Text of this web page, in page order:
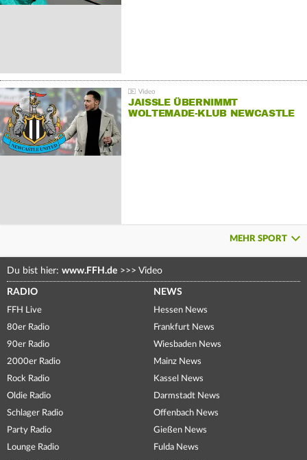
JAISSLE ÜBERNIMMT
WOLTEMADE-KLUB NEWCASTLE
MEHR SPORT
Du bist hier: www.FFH.de >>> Video
RADIO
FFH Live
80er Radio
90er Radio
2000er Radio
Rock Radio
Oldie Radio
Schlager Radio
Party Radio
Lounge Radio
NEWS
Hessen News
Frankfurt News
Wiesbaden News
Mainz News
Kassel News
Darmstadt News
Offenbach News
Gießen News
Fulda News